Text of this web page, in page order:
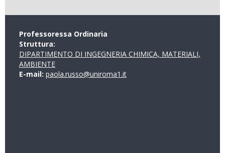
Professoressa Ordinaria
Struttura:
DIPARTIMENTO DI INGEGNERIA CHIMICA, MATERIALI,
AMBIENTE
E-mail: paola.russo@uniroma1.it